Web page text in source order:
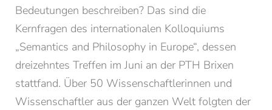
Bedeutungen beschreiben? Das sind die
Kernfragen des internationalen Kolloquiums
„Semantics and Philosophy in Europe“, dessen
dreizehntes Treffen im Juni an der PTH Brixen
stattfand. Über 50 Wissenschaftlerinnen und
Wissenschaftler aus der ganzen Welt folgten der